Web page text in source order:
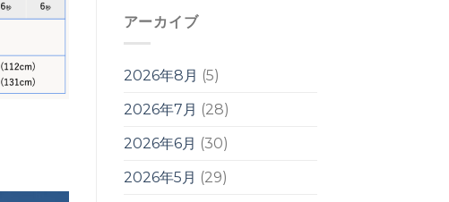
アーカイブ
2026年8月 (5)
2026年7月 (28)
2026年6月 (30)
2026年5月 (29)